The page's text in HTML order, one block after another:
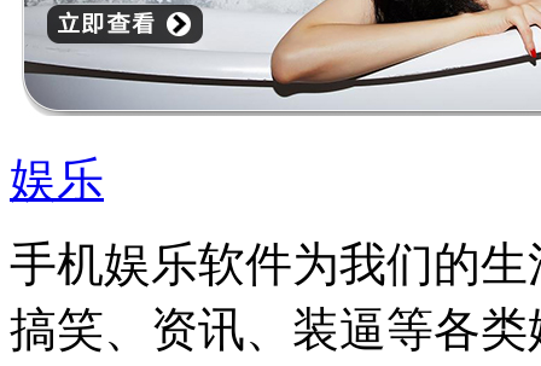
娱乐
手机娱乐软件为我们的
搞笑、资讯、装逼等各